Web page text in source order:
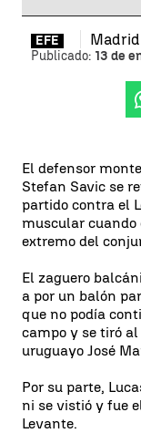
EFE Madrid
Publicado: 13 de
El defensor
Stefan Savic se
partido contra el
muscular cuando
extremo del
El zaguero
a por un balón
que no podía
campo y se tiró
uruguayo José
Por su parte,
ni se vistió y fue
Levante.